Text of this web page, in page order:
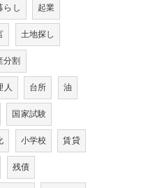
らし
起業
土地探し
分割
人 台所
油
国家試験
小学校
賃貸
残債